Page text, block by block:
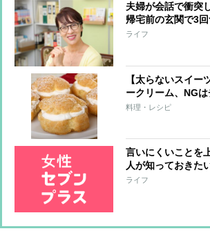
夫婦が会話で衝突
帰宅前の玄関で3
た2文字の言葉
ライフ
【太らないスイー
ークリーム、NG
たらし団子
料理・レシピ
言いにくいことを
人が知っておきた
ードバック」とは？
ライフ